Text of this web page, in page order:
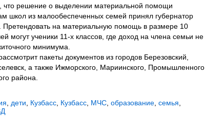
решение о выделении материальной помощи
школ из малообеспеченных семей принял губернатор
Претендовать на материальную помощь в размере 10
могут ученики 11-х классов, где доход на члена семьи не
минимума.
пакеты документов из городов Березовский,
а также Ижморского, Мариинского, Промышленного
района.
дети Кузбасс, Кузбасс, МЧС, образование, семья